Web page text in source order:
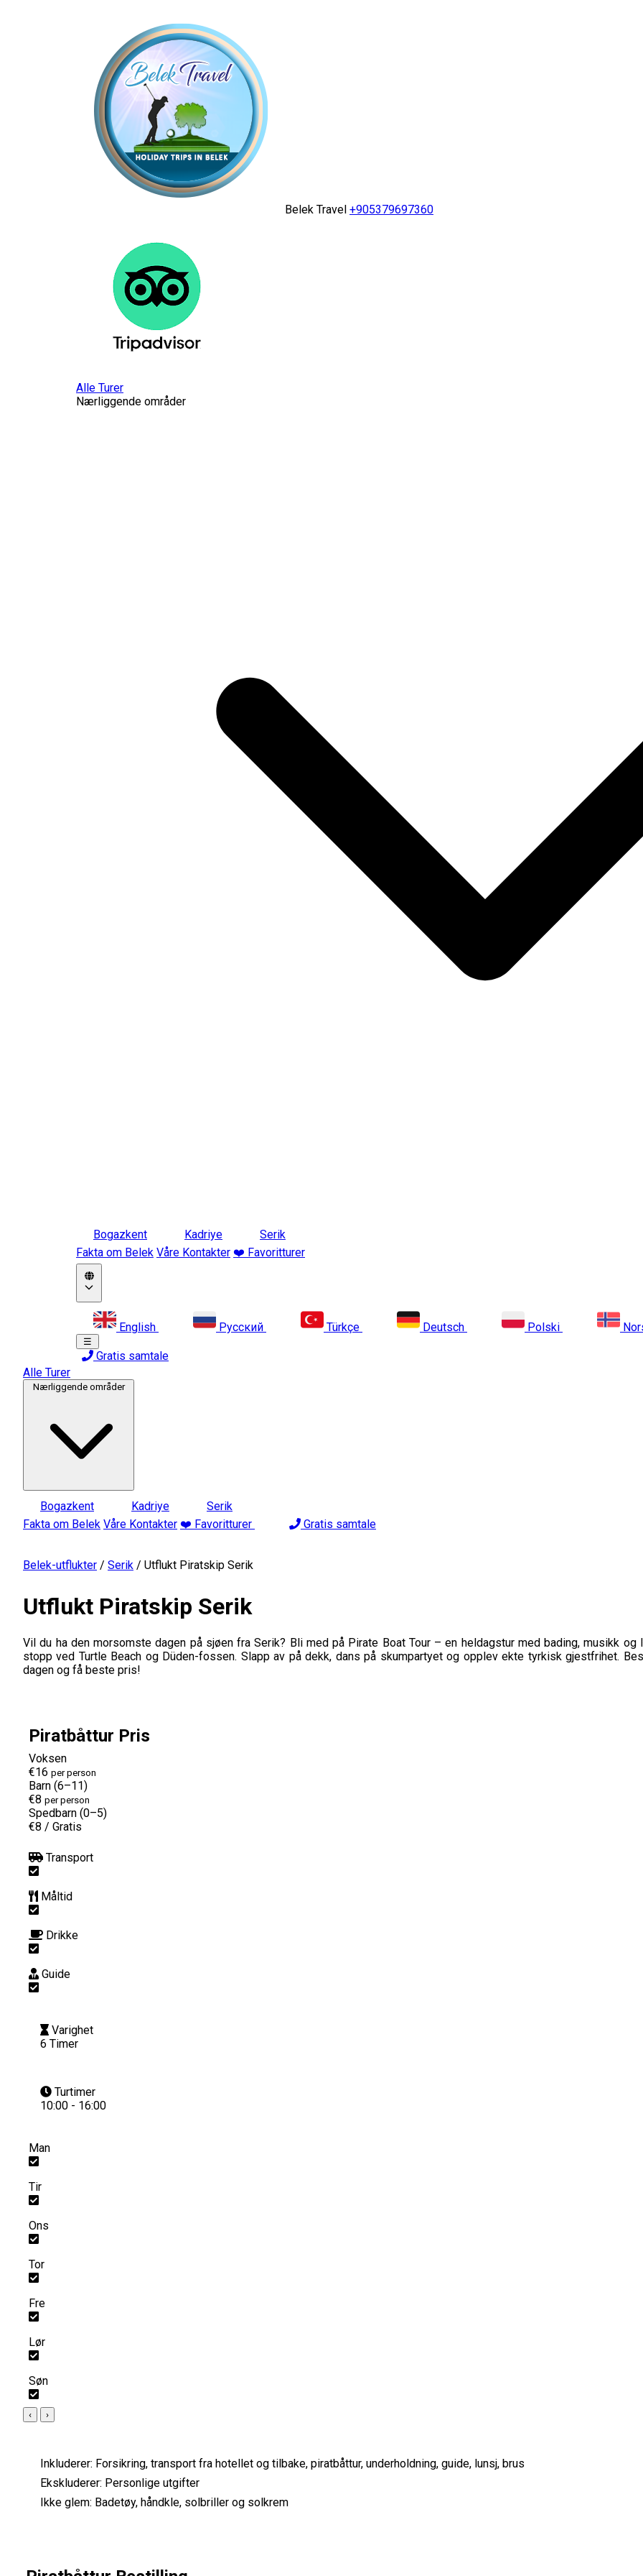
Belek Travel +905379697360
Alle Turer
Nærliggende områder
Bogazkent Kadriye
Serik
Fakta om Belek Våre Kontakter ❤️ Favoritturer
English Русский Türkçe Deutsch Polski
☰
Gratis samtale
Alle Turer
Nærliggende områder
Bogazkent Kadriye
Serik
Fakta om Belek Våre Kontakter ❤️ Favoritturer Gratis samtale
Belek-utflukter / Serik / Utflukt Piratskip Serik
Utflukt Piratskip Serik
Vil du ha den morsomste dagen på sjøen fra Serik? Bli med på Pirate Boat Tour – en heldagstur med bading, musikk
stopp ved Turtle Beach og Düden-fossen. Slapp av på dekk, dans på skumpartyet og opplev ekte tyrkisk gjestfrihet.
dagen og få beste pris!
Piratbåttur Pris
Voksen
€16 per person
Barn (6–11)
€8 per person
Spedbarn (0–5)
€8 / Gratis
Transport
Måltid
Drikke
Guide
Varighet
6 Timer
Turtimer
10:00 - 16:00
Man
Tir
Ons
Tor
Fre
Lør
Søn
‹ ›
Inkluderer: Forsikring, transport fra hotellet og tilbake, piratbåttur, underholdning, guide, lunsj, brus
Ekskluderer: Personlige utgifter
Ikke glem: Badetøy, håndkle, solbriller og solkrem